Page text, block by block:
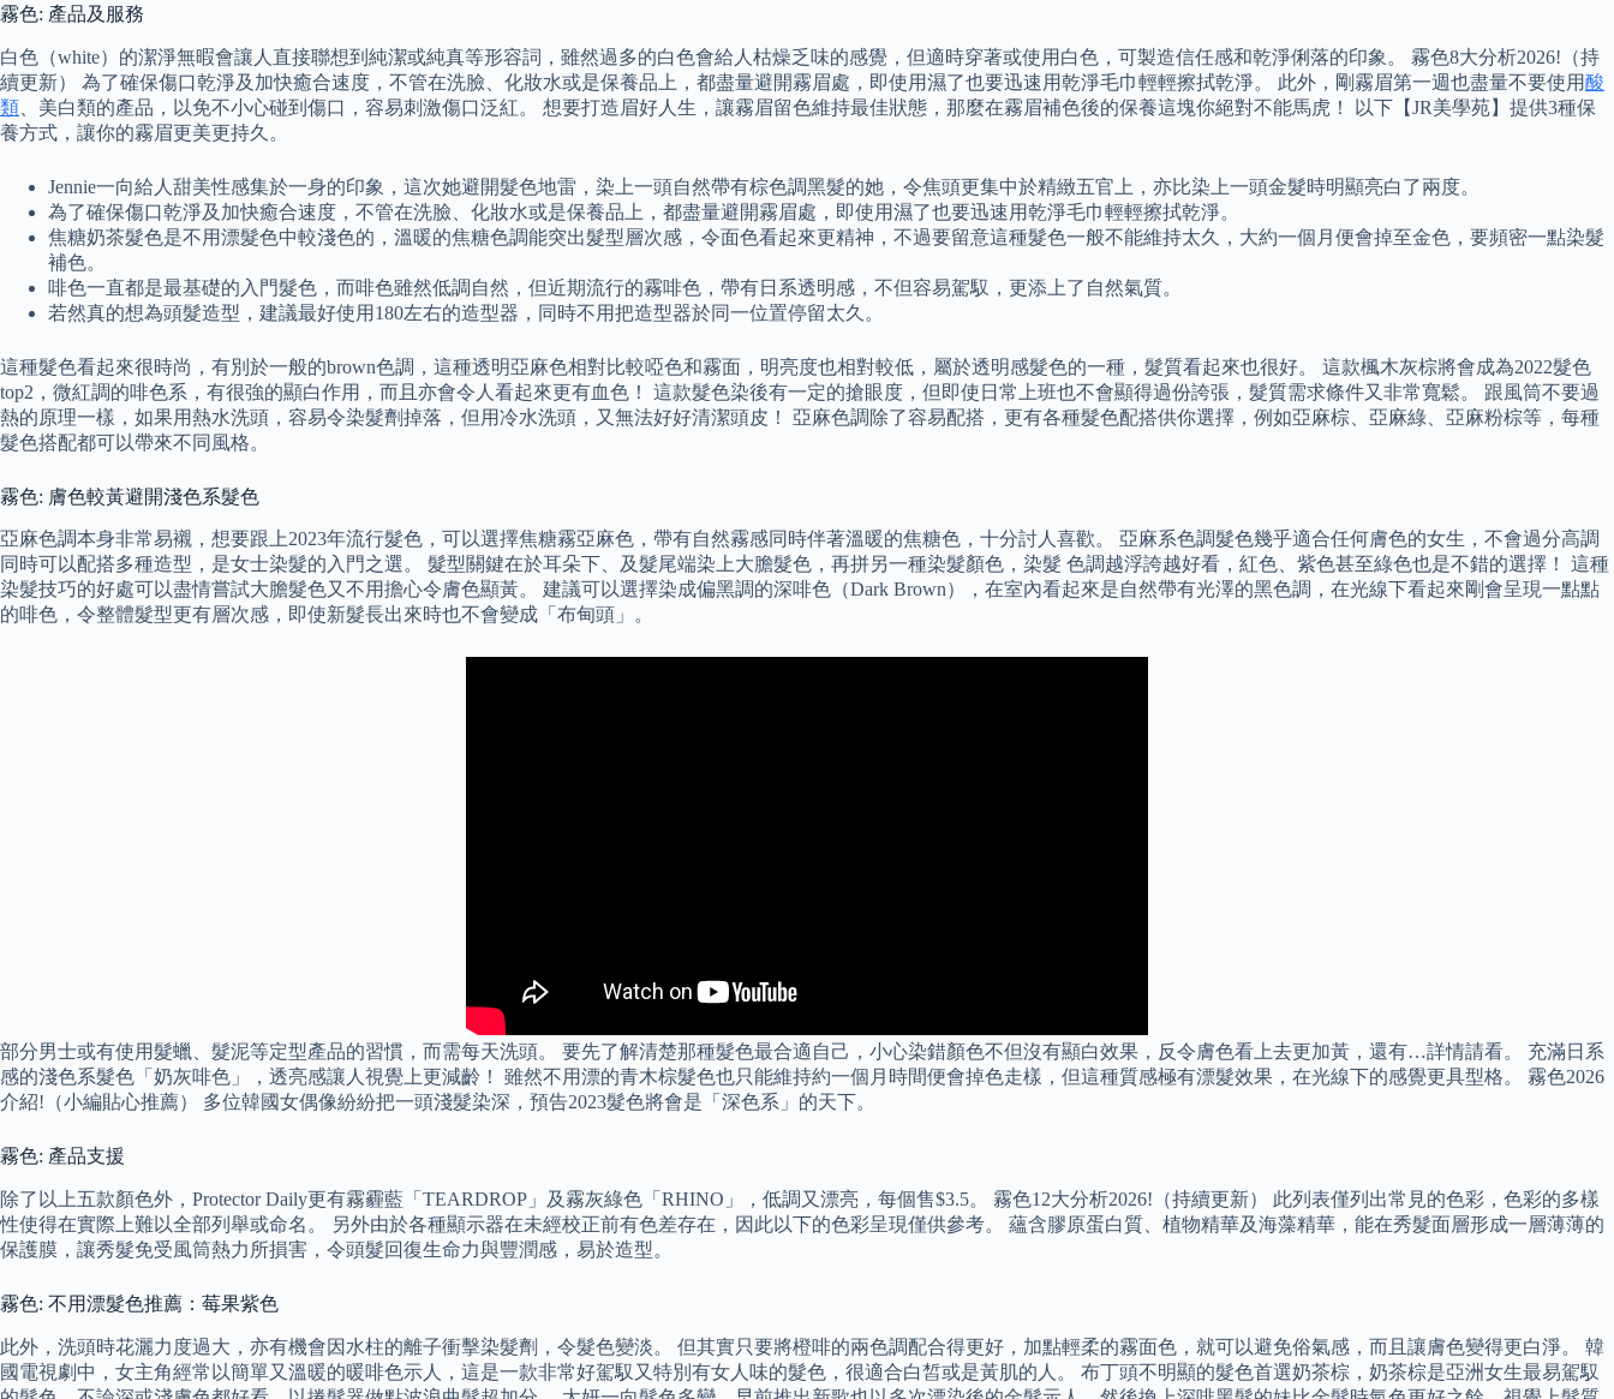
霧色: 產品及服務
白色（white）的潔淨無暇會讓人直接聯想到純潔或純真等形容詞，雖然過多的白色會給人枯燥乏味的感覺，但適時穿著或使用白色，可製造信任感和乾淨俐落的印象。 霧色8大分析2026!（持
續更新） 為了確保傷口乾淨及加快癒合速度，不管在洗臉、化妝水或是保養品上，都盡量避開霧眉處，即使用濕了也要迅速用乾淨毛巾輕輕擦拭乾淨。 此外，剛霧眉第一週也盡量不要使用酸
類 、美白類的產品，以免不小心碰到傷口，容易刺激傷口泛紅。 想要打造眉好人生，讓霧眉留色維持最佳狀態，那麼在霧眉補色後的保養這塊你絕對不能馬虎！ 以下【JR美學苑】提供3種保
養方式，讓你的霧眉更美更持久。
Jennie一向給人甜美性感集於一身的印象，這次她避開髮色地雷，染上一頭自然帶有棕色調黑髮的她，令焦頭更集中於精緻五官上，亦比染上一頭金髮時明顯亮白了兩度。
為了確保傷口乾淨及加快癒合速度，不管在洗臉、化妝水或是保養品上，都盡量避開霧眉處，即使用濕了也要迅速用乾淨毛巾輕輕擦拭乾淨。
焦糖奶茶髮色是不用漂髮色中較淺色的，溫暖的焦糖色調能突出髮型層次感，令面色看起來更精神，不過要留意這種髮色一般不能維持太久，大約一個月便會掉至金色，要頻密一點染髮
補色。
啡色一直都是最基礎的入門髮色，而啡色雖然低調自然，但近期流行的霧啡色，帶有日系透明感，不但容易駕馭，更添上了自然氣質。
若然真的想為頭髮造型，建議最好使用180左右的造型器，同時不用把造型器於同一位置停留太久。
這種髮色看起來很時尚，有別於一般的brown色調，這種透明亞麻色相對比較啞色和霧面，明亮度也相對較低，屬於透明感髮色的一種，髮質看起來也很好。 這款楓木灰棕將會成為2022髮色
top2，微紅調的啡色系，有很強的顯白作用，而且亦會令人看起來更有血色！ 這款髮色染後有一定的搶眼度，但即使日常上班也不會顯得過份誇張，髮質需求條件又非常寬鬆。 跟風筒不要過
熱的原理一樣，如果用熱水洗頭，容易令染髮劑掉落，但用冷水洗頭，又無法好好清潔頭皮！ 亞麻色調除了容易配搭，更有各種髮色配搭供你選擇，例如亞麻棕、亞麻綠、亞麻粉棕等，每種
髮色搭配都可以帶來不同風格。
霧色: 膚色較黃避開淺色系髮色
亞麻色調本身非常易襯，想要跟上2023年流行髮色，可以選擇焦糖霧亞麻色，帶有自然霧感同時伴著溫暖的焦糖色，十分討人喜歡。 亞麻系色調髮色幾乎適合任何膚色的女生，不會過分高調
同時可以配搭多種造型，是女士染髮的入門之選。 髮型關鍵在於耳朵下、及髮尾端染上大膽髮色，再拼另一種染髮顏色，染髮 色調越浮誇越好看，紅色、紫色甚至綠色也是不錯的選擇！ 這種
染髮技巧的好處可以盡情嘗試大膽髮色又不用擔心令膚色顯黃。 建議可以選擇染成偏黑調的深啡色（Dark Brown），在室內看起來是自然帶有光澤的黑色調，在光線下看起來剛會呈現一點點
的啡色，令整體髮型更有層次感，即使新髮長出來時也不會變成「布甸頭」。
部分男士或有使用髮蠟、髮泥等定型產品的習慣，而需每天洗頭。 要先了解清楚那種髮色最合適自己，小心染錯顏色不但沒有顯白效果，反令膚色看上去更加黃，還有…詳情請看。 充滿日系
感的淺色系髮色「奶灰啡色」，透亮感讓人視覺上更減齡！ 雖然不用漂的青木棕髮色也只能維持約一個月時間便會掉色走樣，但這種質感極有漂髮效果，在光線下的感覺更具型格。 霧色2026
介紹!（小編貼心推薦） 多位韓國女偶像紛紛把一頭淺髮染深，預告2023髮色將會是「深色系」的天下。
霧色: 產品支援
除了以上五款顏色外，Protector Daily更有霧霾藍「TEARDROP」及霧灰綠色「RHINO」，低調又漂亮，每個售$3.5。 霧色12大分析2026!（持續更新） 此列表僅列出常見的色彩，色彩的多樣
性使得在實際上難以全部列舉或命名。 另外由於各種顯示器在未經校正前有色差存在，因此以下的色彩呈現僅供參考。 蘊含膠原蛋白質、植物精華及海藻精華，能在秀髮面層形成一層薄薄的
保護膜，讓秀髮免受風筒熱力所損害，令頭髮回復生命力與豐潤感，易於造型。
霧色: 不用漂髮色推薦：莓果紫色
此外，洗頭時花灑力度過大，亦有機會因水柱的離子衝擊染髮劑，令髮色變淡。 但其實只要將橙啡的兩色調配合得更好，加點輕柔的霧面色，就可以避免俗氣感，而且讓膚色變得更白淨。 韓
國電視劇中，女主角經常以簡單又溫暖的暖啡色示人，這是一款非常好駕馭又特別有女人味的髮色，很適合白皙或是黃肌的人。 布丁頭不明顯的髮色首選奶茶棕，奶茶棕是亞洲女生最易駕馭